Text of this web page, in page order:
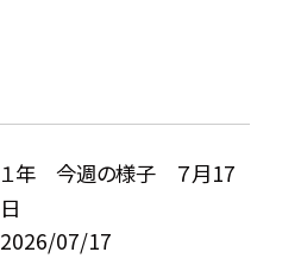
１年 今週の様子 ７月17
日
2026/07/17